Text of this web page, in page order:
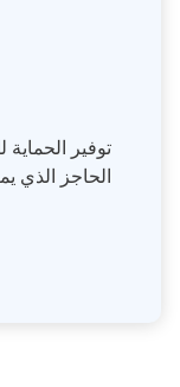
توفير الحماية
الحاجز الذي